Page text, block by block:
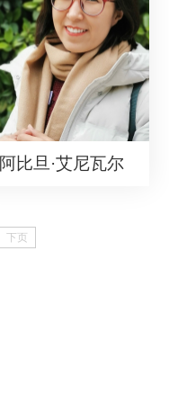
阿比旦·艾尼瓦尔
下页